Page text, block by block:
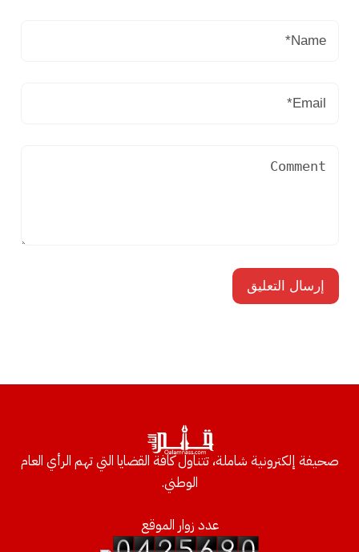
صحيفة إلكترونية شاملة، تتناول كافة القضايا التي تهم الرأي العام
الوطني.
عدد زوار الموقع